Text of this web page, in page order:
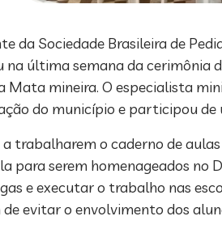
da Sociedade Brasileira de
última semana da cerimônia
Mata mineira. O especialista
do município e participou
trabalharem o caderno de
para serem homenageados no
e executar o trabalho nas
evitar o envolvimento dos